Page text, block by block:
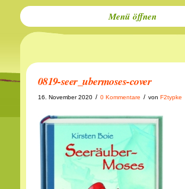
Menü
0819-seer_ubermoses-cover
16. November 2020 / 0 Kommentare / von F2typke